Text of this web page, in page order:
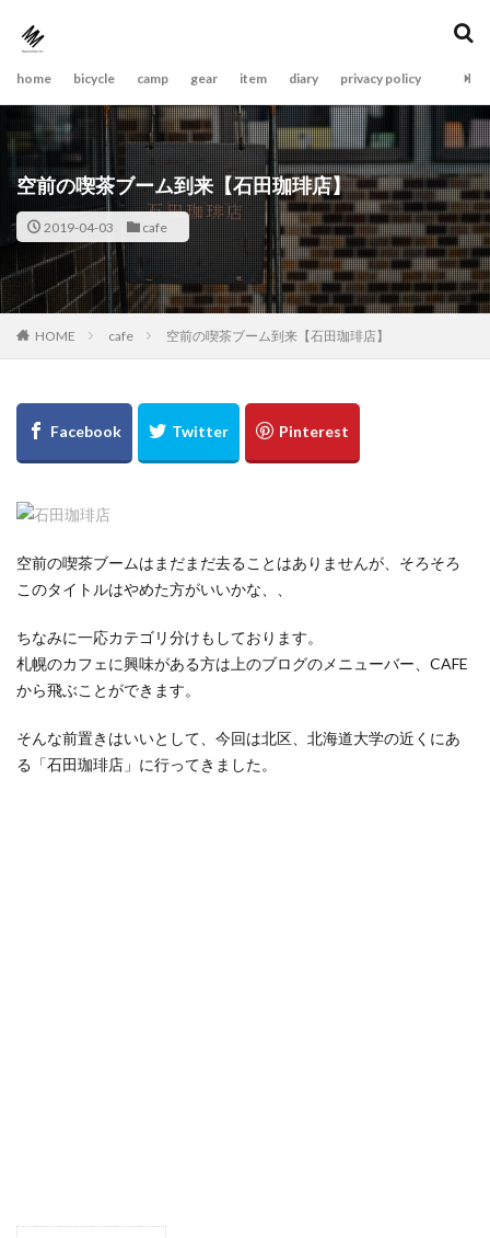
home bicycle camp gear item diary privacy policy
空前の喫茶ブーム到来【石田珈琲店】
2019-04-03 cafe
HOME cafe 空前の喫茶ブーム到来【石田珈琲店】
空前の喫茶ブームはまだまだ去ることはありませんが、そろそろ
このタイトルはやめた方がいいかな、、
ちなみに一応カテゴリ分けもしております。
札幌のカフェに興味がある方は上のブログのメニューバー、CAFE
から飛ぶことができます。
そんな前置きはいいとして、今回は北区、北海道大学の近くにあ
る「石田珈琲店」に行ってきました。